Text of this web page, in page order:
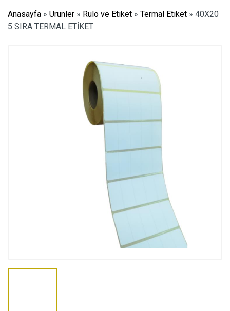
Anasayfa » Urunler » Rulo ve Etiket » Termal Etiket » 40X20
5 SIRA TERMAL ETİKET